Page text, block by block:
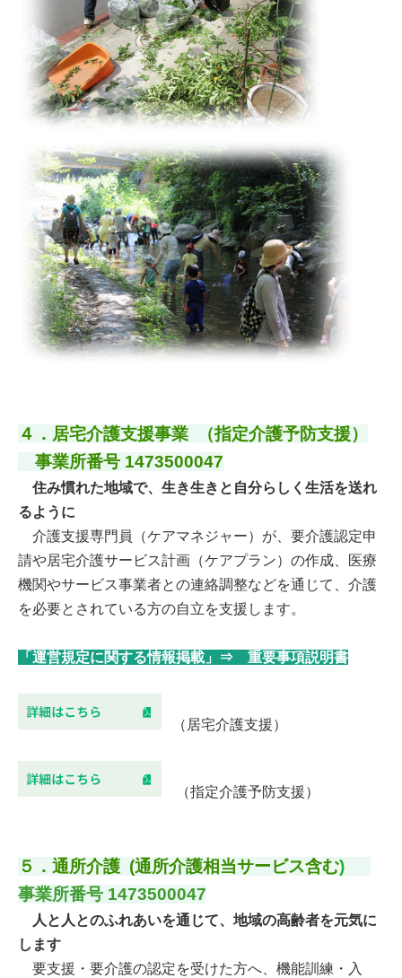
４．居宅介護支援事業 （指定介護予防支援）
事業所番号 1473500047
住み慣れた地域で、生き生きと自分らしく生活を送れ
るように
介護支援専門員（ケアマネジャー）が、要介護認定申
請や居宅介護サービス計画（ケアプラン）の作成、医療
機関やサービス事業者との連絡調整などを通じて、介護
を必要とされている方の自立を支援します。
「運営規定に関する情報掲載」⇒ 重要事項説明書
（居宅介護支援）
（指定介護予防支援）
５．通所介護 (通所介護相当サービス含む)
事業所番号 1473500047
人と人とのふれあいを通じて、地域の高齢者を元気に
します
要支援・要介護の認定を受けた方へ、機能訓練・入